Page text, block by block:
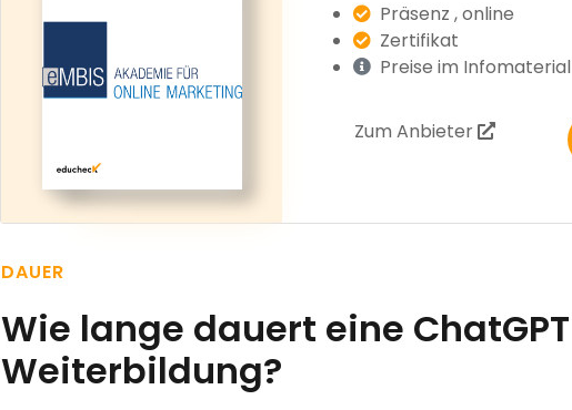
Präsenz , online
Zertifikat
Preise im Infomaterial
Zum Anbieter
DAUER
Wie lange dauert eine ChatGPT
Weiterbildung?